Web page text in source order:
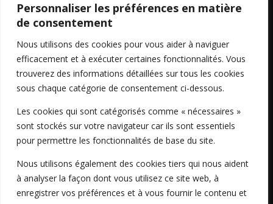
Personnaliser les préférences en matière
de consentement
Nous utilisons des cookies pour vous aider à naviguer
efficacement et à exécuter certaines fonctionnalités. Vous
trouverez des informations détaillées sur tous les cookies
sous chaque catégorie de consentement ci-dessous.
Les cookies qui sont catégorisés comme « nécessaires »
sont stockés sur votre navigateur car ils sont essentiels
pour permettre les fonctionnalités de base du site.
Nous utilisons également des cookies tiers qui nous aident
à analyser la façon dont vous utilisez ce site web, à
enregistrer vos préférences et à vous fournir le contenu et
Partage de documents
Consultation entreprises